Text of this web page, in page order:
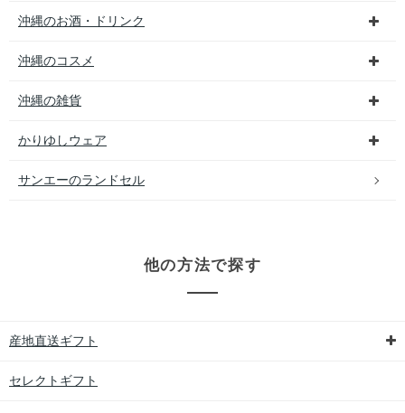
沖縄のお酒・ドリンク
沖縄のコスメ
沖縄の雑貨
かりゆしウェア
サンエーのランドセル
他の方法で探す
産地直送ギフト
セレクトギフト